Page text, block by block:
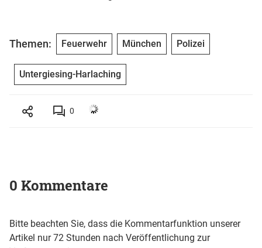
Themen: Feuerwehr München Polizei
Untergiesing-Harlaching
0
0 Kommentare
Bitte beachten Sie, dass die Kommentarfunktion unserer
Artikel nur 72 Stunden nach Veröffentlichung zur